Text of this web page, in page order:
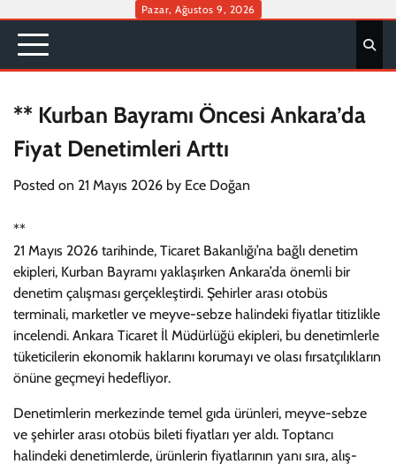
content
Pazar, Ağustos 9, 2026
** Kurban Bayramı Öncesi Ankara’da
Fiyat Denetimleri Arttı
Posted on 21 Mayıs 2026 by Ece Doğan
**
21 Mayıs 2026 tarihinde, Ticaret Bakanlığı’na bağlı denetim
ekipleri, Kurban Bayramı yaklaşırken Ankara’da önemli bir
denetim çalışması gerçekleştirdi. Şehirler arası otobüs
terminali, marketler ve meyve-sebze halindeki fiyatlar titizlikle
incelendi. Ankara Ticaret İl Müdürlüğü ekipleri, bu denetimlerle
tüketicilerin ekonomik haklarını korumayı ve olası fırsatçılıkların
önüne geçmeyi hedefliyor.
Denetimlerin merkezinde temel gıda ürünleri, meyve-sebze
ve şehirler arası otobüs bileti fiyatları yer aldı. Toptancı
halindeki denetimlerde, ürünlerin fiyatlarının yanı sıra, alış-